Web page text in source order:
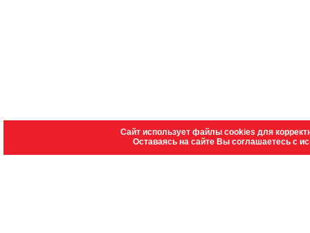
Сайт использует файлы cookies для
Оставаясь на сайте Вы соглашаетесь с